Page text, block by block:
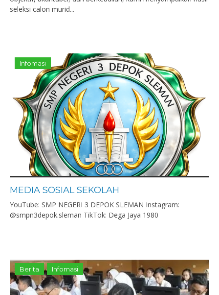
seleksi calon murid...
Infomasi
MEDIA SOSIAL SEKOLAH
YouTube: SMP NEGERI 3 DEPOK SLEMAN Instagram:
@smpn3depok.sleman TikTok: Dega Jaya 1980
Berita Infomasi